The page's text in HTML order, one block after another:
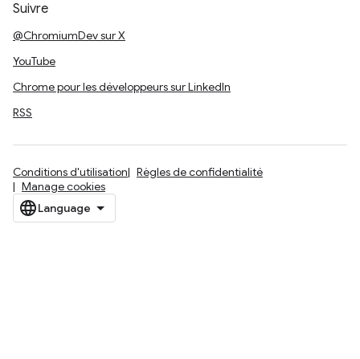
Suivre
@ChromiumDev sur X
YouTube
Chrome pour les développeurs sur LinkedIn
RSS
Conditions d'utilisation
Règles de confidentialité
Manage cookies